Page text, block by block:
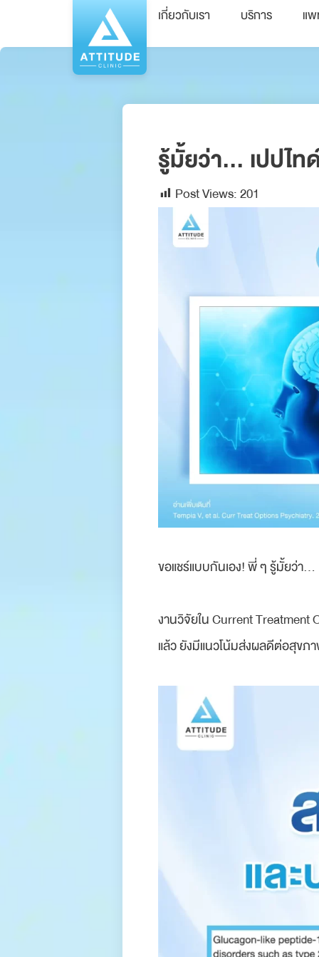
เกี่ยวกับเรา บริการ แ
รู้มั้ยว่า… เปปไ
Post Views:201
ขอแชร์แบบกันเอง! พี่ ๆ รู้มั้ยว่า
งานวิจัยใน Current Treatment
แล้ว ยังมีแนวโน้มส่งผลดีต่อสุขภ